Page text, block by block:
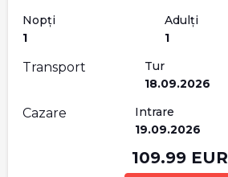
Nopți
1
Adulți
1
Transport
Tur
18.09.2026
Cazare
Intrare
19.09.2026
109.99 EUR